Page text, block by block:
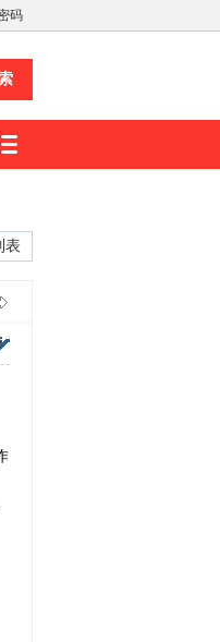
码
表